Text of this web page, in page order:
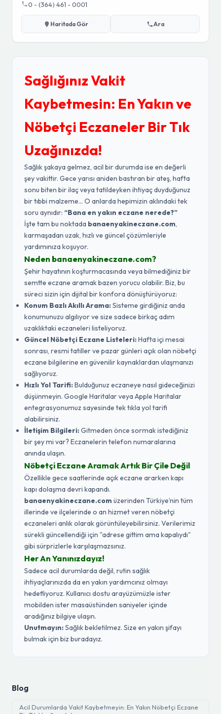
0 - (364) 461 - 0001
Haritada Gör Ara
Sağlığınız Vakit
Kaybetmesin: En Yakın ve
Nöbetçi Eczaneler Bir Tık
Uzağınızda!
Sağlık şakaya gelmez, acil bir durumda ise en değerli
şey vakittir. Gece yarısı aniden bastıran bir ateş, hafta
sonu biten bir ilaç veya tatildeyken ihtiyaç duyduğunuz
bir tıbbi malzeme... O anlarda hepimizin aklındaki tek
soru aynıdır: “Bana en yakın eczane nerede?”
İşte tam bu noktada banaenyakineczane.com,
karmaşadan uzak, hızlı ve güncel çözümleriyle
yardımınıza koşuyor.
Neden banaenyakineczane.com?
Şehir hayatının koşturmacasında veya bilmediğiniz bir
semtte eczane aramak bazen yorucu olabilir. Biz, bu
süreci sizin için dijital bir konfora dönüştürüyoruz:
Konum Bazlı Akıllı Arama:Sisteme girdiğiniz anda
konumunuzu algılıyor ve size sadece birkaç adım
uzaklıktaki eczaneleri listeliyoruz.
Güncel Nöbetçi Eczane Listeleri:Hafta içi mesai
sonrası, resmi tatiller ve pazar günleri açık olan nöbetçi
eczane bilgilerine en güvenilir kaynaklardan ulaşmanızı
sağlıyoruz.
Hızlı Yol Tarifi:Bulduğunuz eczaneye nasıl gideceğinizi
düşünmeyin. Google Haritalar veya Apple Haritalar
entegrasyonumuz sayesinde tek tıkla yol tarifi
alabilirsiniz.
İletişim Bilgileri:Gitmeden önce sormak istediğiniz
bir şey mi var? Eczanelerin telefon numaralarına
anında ulaşın.
Nöbetçi Eczane Aramak Artık Bir Çile Değil
Özellikle gece saatlerinde açık eczane ararken kapı
kapı dolaşma devri kapandı.
banaenyakineczane.com üzerinden Türkiye’nin tüm
illerinde ve ilçelerinde o an hizmet veren nöbetçi
eczaneleri anlık olarak görüntüleyebilirsiniz. Verilerimiz
sürekli güncellendiği için "adrese gittim ama kapalıydı"
gibi sürprizlerle karşılaşmazsınız.
Her An Yanınızdayız!
Sadece acil durumlarda değil, rutin sağlık
ihtiyaçlarınızda da en yakın yardımcınız olmayı
hedefliyoruz. Kullanıcı dostu arayüzümüzle ister
mobilden ister masaüstünden saniyeler içinde
aradığınız bilgiye ulaşın.
Unutmayın:Sağlık bekletilmez. Size en yakın şifayı
bulmak için biz buradayız.
Blog
Acil Durumlarda Vakit Kaybetmeyin: En Yakın Nöbetçi Eczane